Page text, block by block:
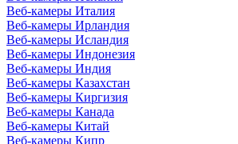
Веб-камеры Италия
Веб-камеры Ирландия
Веб-камеры Исландия
Веб-камеры Индонезия
Веб-камеры Индия
Веб-камеры Казахстан
Веб-камеры Киргизия
Веб-камеры Канада
Веб-камеры Китай
Веб-камеры Кипр